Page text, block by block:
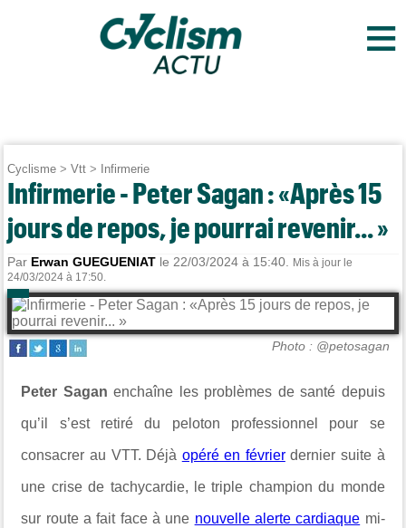
≡
Cyclisme >Vtt > Infirmerie
Infirmerie - Peter Sagan : «Après 15
jours de repos, je pourrai revenir... »
Par Erwan GUEGUENIAT le 22/03/2024 à 15:40.
Mis à jour le
24/03/2024 à 17:50.
Photo : @petosagan
Peter Sagan enchaîne les problèmes de santé depuis
qu’il s’est retiré du peloton professionnel pour se
consacrer au VTT. Déjà opéré en févrierdernier suite à
une crise de tachycardie, le triple champion du monde
sur route a fait face à une nouvelle alerte cardiaque mi-